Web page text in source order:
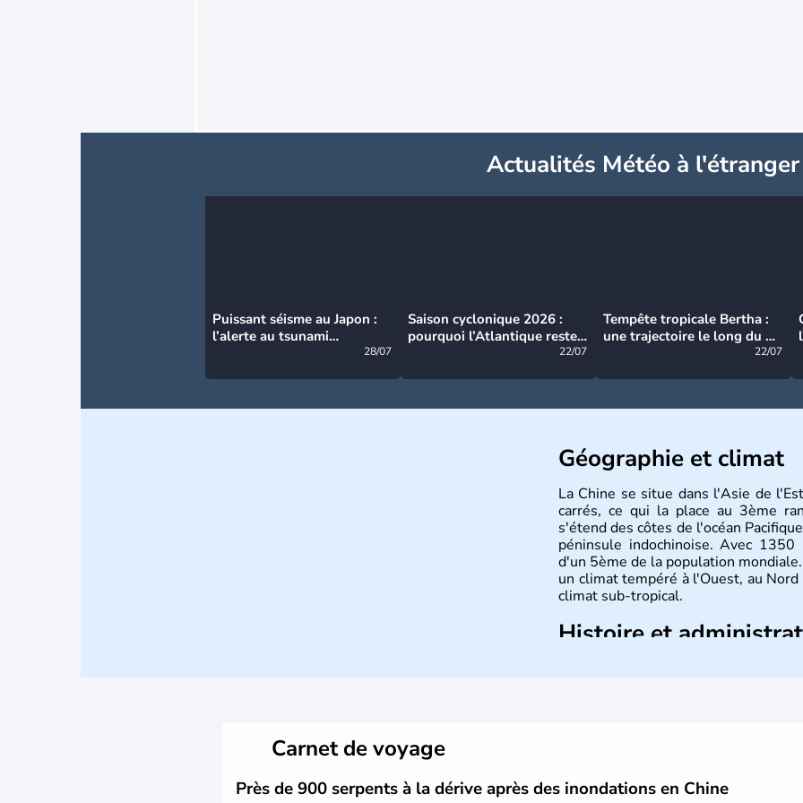
Actualités Météo à l'étranger
Puissant séisme au Japon :
l’alerte au tsunami
28/07
Saison cyclonique 2026 :
pourquoi l’Atlantique reste
22/07
Tempête tropicale Bertha :
une trajectoire le long du du
22/07
Géographie et climat
La Chine se situe dans l'Asie de
carrés, ce qui la place au 3ème
s'étend des côtes de l'océan
péninsule indochinoise. Avec
d'un 5ème de la population
un climat tempéré à l'Ouest, au
climat sub-tropical.
Histoire et
Carnet de voyage
Près de 900 serpents à la dérive après des inondations en Chine